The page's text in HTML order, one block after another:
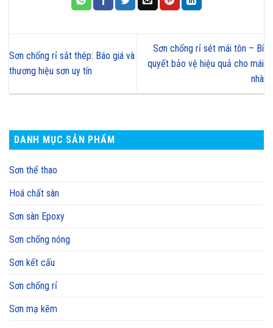
Sơn chống rỉ sắt thép: Báo giá và
thương hiệu sơn uy tín
Sơn chống rỉ sét mái tôn – Bí
quyết bảo vệ hiệu quả cho mái
nhà
DANH MỤC SẢN PHẨM
Sơn thể thao
Hoá chất sàn
Sơn sàn Epoxy
Sơn chống nóng
Sơn kết cấu
Sơn chống rỉ
Sơn mạ kẽm